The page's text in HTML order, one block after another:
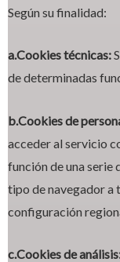
Según su finalidad:
a.Cookies técnicas:
de determinadas
b.Cookies de
acceder al servicio
función de una serie
tipo de navegador a
configuración
c.Cookies de